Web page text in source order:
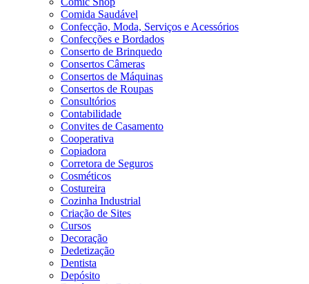
Comida Saudável
Confecção, Moda, Serviços e Acessórios
Confecções e Bordados
Conserto de Brinquedo
Consertos Câmeras
Consertos de Máquinas
Consertos de Roupas
Consultórios
Contabilidade
Convites de Casamento
Cooperativa
Copiadora
Corretora de Seguros
Cosméticos
Costureira
Cozinha Industrial
Criação de Sites
Cursos
Decoração
Dedetização
Dentista
Depósito